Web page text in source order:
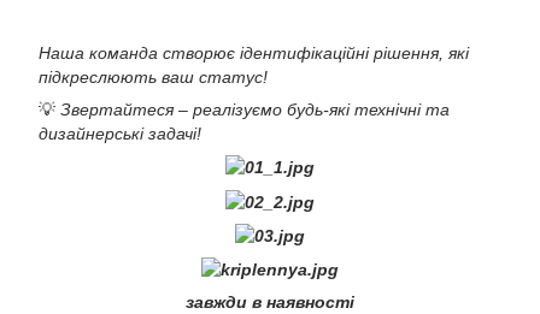
Наша команда створює ідентифікаційні рішення, які
підкреслюють ваш статус!
💡 Звертайтеся – реалізуємо будь-які технічні та
дизайнерські задачі!
завжди в наявності